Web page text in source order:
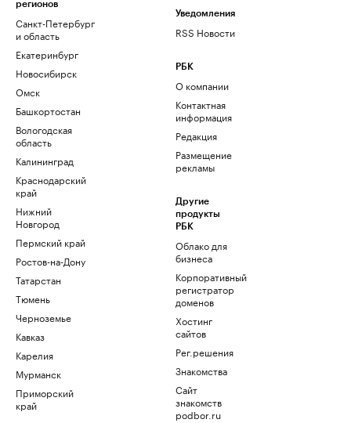
регионов
Санкт-Петербург
и область
Екатеринбург
Новосибирск
Омск
Башкортостан
Вологодская
область
Калининград
Краснодарский
край
Нижний
Новгород
Пермский край
Ростов-на-Дону
Татарстан
Тюмень
Черноземье
Кавказ
Карелия
Мурманск
Приморский
край
Уведомления
RSS Новости
РБК
О компании
Контактная
информация
Редакция
Размещение
рекламы
Другие
продукты
РБК
Облако для
бизнеса
Корпоративный
регистратор
доменов
Хостинг
сайтов
Рег.решения
Знакомства
Сайт
знакомств
podbor.ru